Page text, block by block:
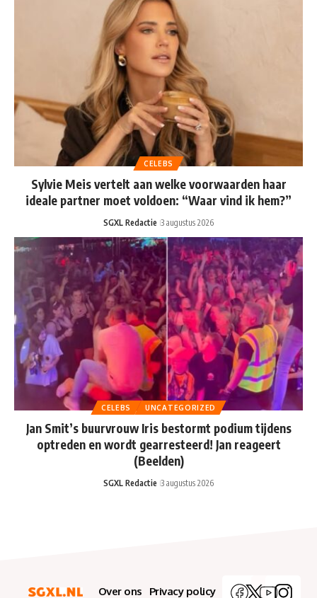
CELEBS
Sylvie Meis vertelt aan welke voorwaarden haar
ideale partner moet voldoen: “Waar vind ik hem?”
SGXL Redactie 3 augustus 2026
CELEBS UNCATEGORIZED
Jan Smit’s buurvrouw Iris bestormt podium tijdens
optreden en wordt gearresteerd! Jan reageert
(Beelden)
SGXL Redactie 3 augustus 2026
Over ons Privacy policy